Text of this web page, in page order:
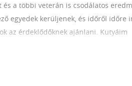
a többi veterán is csodálatos
egyedek kerüljenek, és időről időre
az érdeklődőknek ajánlani. Kutyáim